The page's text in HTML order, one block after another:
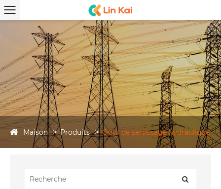
Maison Produits Outil de sertissage hydraulique